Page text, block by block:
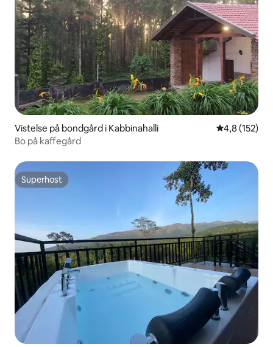
Vistelse på bondgård i Kabbinahalli 4,8 av 5 i
4,8 (152)
Bo på kaffegård
Superhost
Superhost